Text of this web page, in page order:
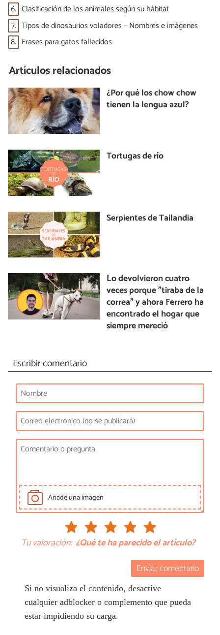
6. Clasificación de los animales según su hábitat
7. Tipos de dinosaurios voladores – Nombres e imágenes
8. Frases para gatos fallecidos
Artículos relacionados
¿Por qué los chow chow
tienen la lengua azul?
Tortugas de río
Serpientes de Tailandia
Lo devolvieron cuatro
veces porque "tiraba de la
correa" y ahora Ferrero ha
encontrado el hogar que
siempre mereció
Escribir comentario
Añade una imagen
Tu valoración: ¿Qué te ha parecido el artículo?
Enviar comentario
Si no visualiza el contenido, desactive
cualquier adblocker o complemento que pueda
estar impidiendo su carga.